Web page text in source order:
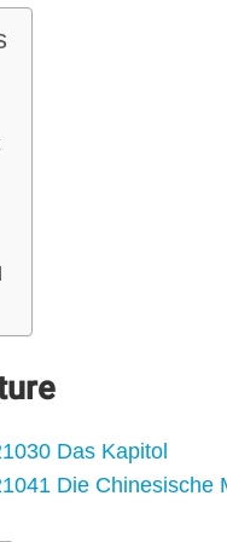
Das Kapitol
Die Chinesische